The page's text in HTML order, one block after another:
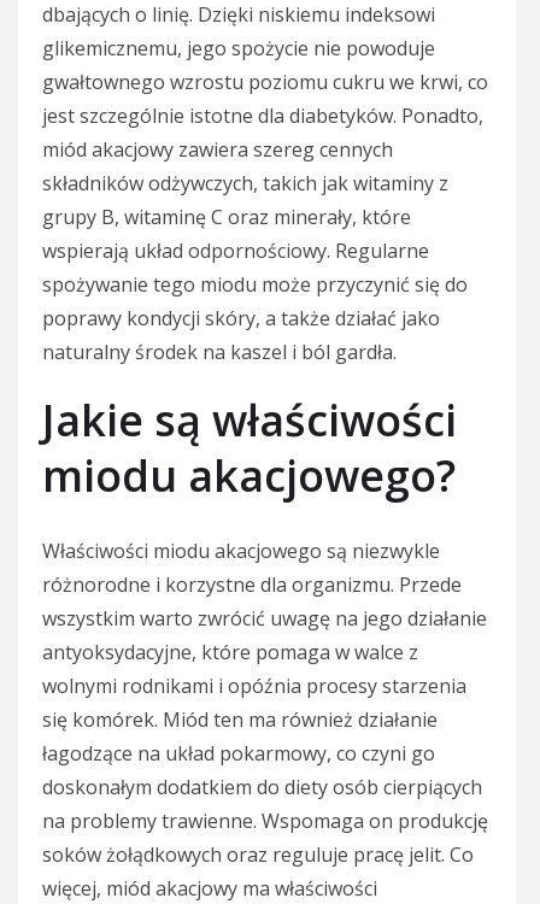
dbających o linię. Dzięki niskiemu indeksowi
glikemicznemu, jego spożycie nie powoduje
gwałtownego wzrostu poziomu cukru we krwi, co
jest szczególnie istotne dla diabetyków. Ponadto,
miód akacjowy zawiera szereg cennych
składników odżywczych, takich jak witaminy z
grupy B, witaminę C oraz minerały, które
wspierają układ odpornościowy. Regularne
spożywanie tego miodu może przyczynić się do
poprawy kondycji skóry, a także działać jako
naturalny środek na kaszel i ból gardła.
Jakie są właściwości
miodu akacjowego?
Właściwości miodu akacjowego są niezwykle
różnorodne i korzystne dla organizmu. Przede
wszystkim warto zwrócić uwagę na jego działanie
antyoksydacyjne, które pomaga w walce z
wolnymi rodnikami i opóźnia procesy starzenia
się komórek. Miód ten ma również działanie
łagodzące na układ pokarmowy, co czyni go
doskonałym dodatkiem do diety osób cierpiących
na problemy trawienne. Wspomaga on produkcję
soków żołądkowych oraz reguluje pracę jelit. Co
więcej, miód akacjowy ma właściwości